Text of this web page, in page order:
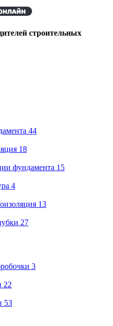
строительных
44
18
фундамента 15
4
13
27
3
22
53